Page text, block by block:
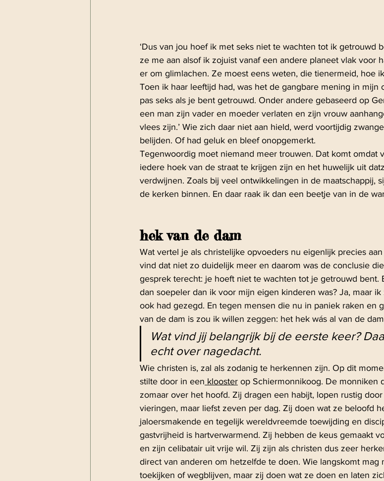
‘Dus van jou hoef ik met seks niet te wachten tot ik getrouwd
ze me aan alsof ik zojuist vanaf een andere planeet vlak voor
er om glimlachen. Ze moest eens weten, die tienermeid, hoe
Toen ik haar leeftijd had, was het de gangbare mening in mijn
pas seks als je bent getrouwd. Onder andere gebaseerd op
een man zijn vader en moeder verlaten en zijn vrouw
vlees zijn.’ Wie zich daar niet aan hield, werd voortijdig
belijden. Of had geluk en bleef onopgemerkt.
Tegenwoordig moet niemand meer trouwen. Dat komt omdat
iedere hoek van de straat te krijgen zijn en het huwelijk uit
verdwijnen. Zoals bij veel ontwikkelingen in de maatschappij,
de kerken binnen. En daar raak ik dan een beetje van in de
hek van de dam
Wat vertel je als christelijke opvoeders nu eigenlijk precies
vind dat niet zo duidelijk meer en daarom was de conclusie
gesprek terecht: je hoeft niet te wachten tot je getrouwd bent.
dan soepeler dan ik voor mijn eigen kinderen was? Ja, maar
ook had gezegd. En tegen mensen die nu in paniek raken en
van de dam is zou ik willen zeggen: het hek wás al van de
Wat vind jij belangrijk bij de eerste keer?
echt over nagedacht.
Wie christen is, zal als zodanig te herkennen zijn. Op dit
stilte door in een klooster op Schiermonnikoog. De monniken
zomaar over het hoofd. Zij dragen een habijt, lopen rustig
vieringen, maar liefst zeven per dag. Zij doen wat ze beloofd
jaloersmakende en tegelijk wereldvreemde toewijding en
gastvrijheid is hartverwarmend. Zij hebben de keus gemaakt
en zijn celibatair uit vrije wil. Zij zijn als christen dus zeer
direct van anderen om hetzelfde te doen. Wie langskomt mag
toekijken of wegblijven, maar zij doen wat ze doen en laten